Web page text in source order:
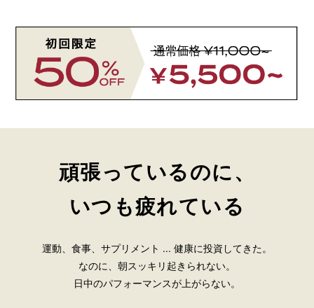
頑張っているのに、
いつも疲れている
運動、食事、サプリメント ... 健康に投資してきた。
なのに、朝スッキリ起きられない。
日中のパフォーマンスが上がらない。